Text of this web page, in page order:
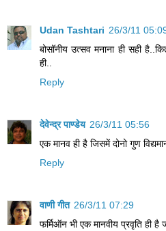
Udan Tashtari 26/3/11
बोसॉनीय उत्सव मनाना ही सही
ही..
Reply
देवेन्द्र पाण्डेय 26/3/11 05:56
एक मानव ही है जिसमें दोनो गुण
Reply
वाणी गीत 26/3/11 07:29
फर्मिऑन भी एक मानवीय प्रवृति ही